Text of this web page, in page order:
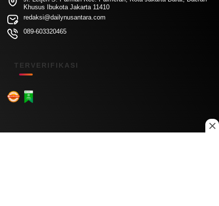
Khusus Ibukota Jakarta 11410
redaksi@dailynusantara.com
089-603320465
TERVERIFIKASI